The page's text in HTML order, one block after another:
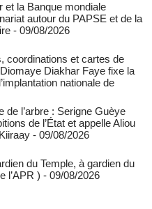
et la Banque mondiale
autour du PAPSE et de la
- 09/08/2026
coordinations et cartes de
Diakhar Faye fixe la
nationale de
de l’arbre : Serigne Guèye
de l’État et appelle Aliou
- 09/08/2026
du Temple, à gardien du
l’APR ) - 09/08/2026